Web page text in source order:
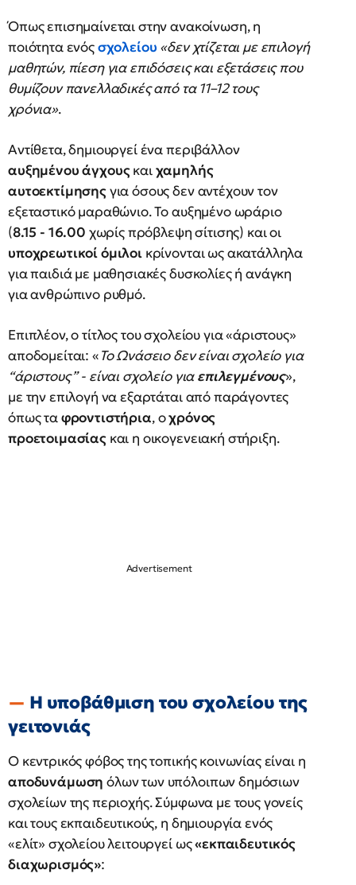
Όπως επισημαίνεται στην ανακοίνωση, η
ποιότητα ενόςσχολείου «δεν χτίζεται με επιλογή
μαθητών, πίεση για επιδόσεις και εξετάσεις που
θυμίζουν πανελλαδικές από τα 11–12 τους
χρόνια».
Αντίθετα, δημιουργεί ένα περιβάλλον
αυξημένου άγχουςκαιχαμηλής
αυτοεκτίμησηςγια όσους δεν αντέχουν τον
εξεταστικό μαραθώνιο. Το αυξημένο ωράριο
(8.15 - 16.00 χωρίς πρόβλεψη σίτισης) και οι
υποχρεωτικοί όμιλοικρίνονται ως ακατάλληλα
για παιδιά με μαθησιακές δυσκολίες ή ανάγκη
για ανθρώπινο ρυθμό.
Επιπλέον, ο τίτλος του σχολείου για «άριστους»
αποδομείται: «Το Ωνάσειο δεν είναι σχολείο για
“άριστους” - είναι σχολείο γιαεπιλεγμένους»,
με την επιλογή να εξαρτάται από παράγοντες
όπως ταφροντιστήρια, οχρόνος
προετοιμασίαςκαι η οικογενειακή στήριξη.
Η υποβάθμιση του σχολείου της
γειτονιάς
Ο κεντρικός φόβος της τοπικής κοινωνίας είναι η
αποδυνάμωση όλων των υπόλοιπων δημόσιων
σχολείων της περιοχής. Σύμφωνα με τους γονείς
και τους εκπαιδευτικούς, η δημιουργία ενός
«ελίτ» σχολείου λειτουργεί ως«εκπαιδευτικός
διαχωρισμός»: